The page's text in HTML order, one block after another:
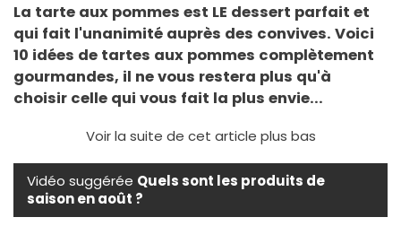
La tarte aux pommes est LE dessert parfait et
qui fait l'unanimité auprès des convives. Voici
10 idées de tartes aux pommes complètement
gourmandes, il ne vous restera plus qu'à
choisir celle qui vous fait la plus envie...
Voir la suite de cet article plus bas
Vidéo suggérée Quels sont les produits de
saison en août ?